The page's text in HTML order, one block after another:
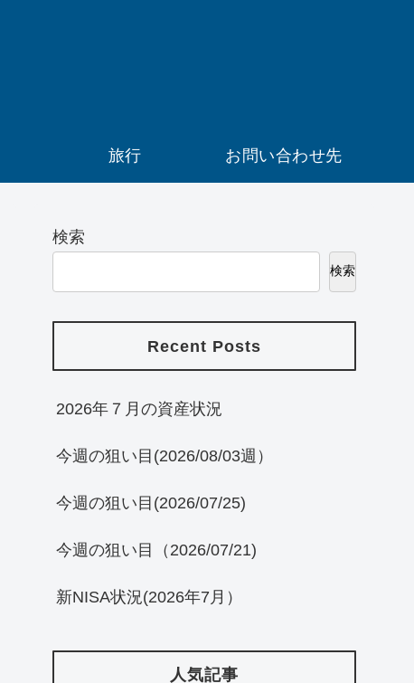
旅行 お問い合わせ先
検索
検索
Recent Posts
2026年７月の資産状況
今週の狙い目(2026/08/03週）
今週の狙い目(2026/07/25)
今週の狙い目（2026/07/21)
新NISA状況(2026年7月）
人気記事